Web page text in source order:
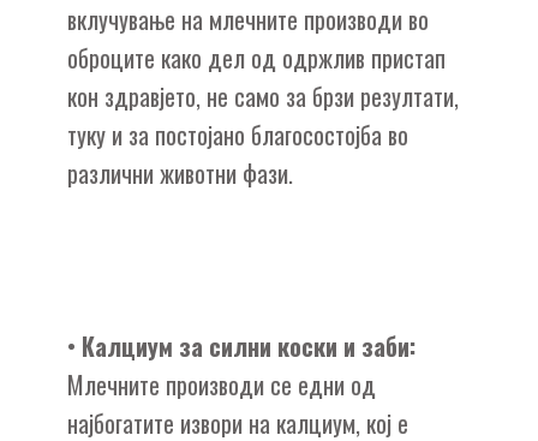
вклучување на млечните производи во
оброците како дел од одржлив пристап
кон здравјето, не само за брзи резултати,
туку и за постојано благосостојба во
различни животни фази.
• Калциум за силни коски и заби:
Млечните производи се едни од
најбогатите извори на калциум, кој е